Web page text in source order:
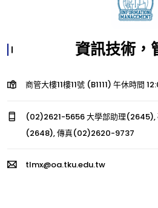
資訊技術，
商管大樓11樓11號 (B1111) 午休時間
(02)2621-5656 大學部助理(2645),
(2648), 傳真(02)2620-9737
tlmx@oa.tku.edu.tw